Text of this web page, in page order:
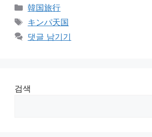
카
테
고
리
韓国旅行
태
그
キンパ天国
댓글 남기기
검색